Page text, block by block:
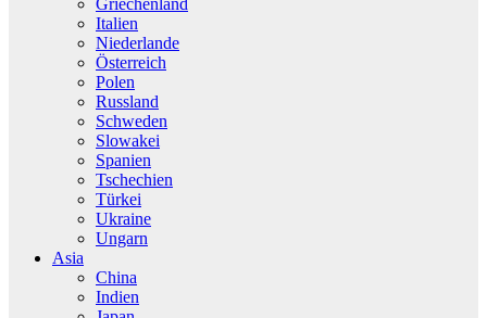
Griechenland
Italien
Niederlande
Österreich
Polen
Russland
Schweden
Slowakei
Spanien
Tschechien
Türkei
Ukraine
Ungarn
Asia
China
Indien